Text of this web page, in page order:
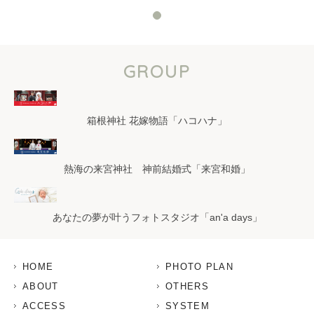
GROUP
箱根神社 花嫁物語「ハコハナ」
熱海の来宮神社 神前結婚式「来宮和婚」
あなたの夢が叶うフォトスタジオ「an'a days」
HOME
ABOUT
ACCESS
PHOTO PLAN
OTHERS
SYSTEM